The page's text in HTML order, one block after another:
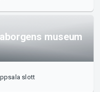
museum
slott